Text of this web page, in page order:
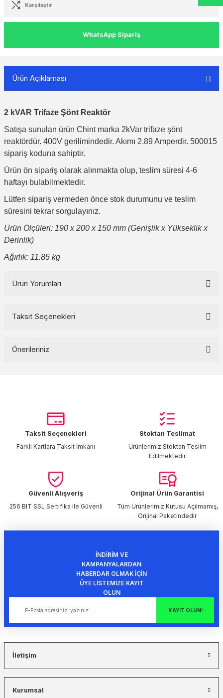
Karşılaştır
WhatsApp Sipariş
Ürün Açıklaması
2 kVAR Trifaze Şönt Reaktör
Satışa sunulan ürün Chint marka 2kVar trifaze şönt
reaktördür. 400V gerilimindedir. Akımı 2.89 Amperdir. 500015
sipariş koduna sahiptir.
Ürün ön sipariş olarak alınmakta olup, teslim süresi 4-6
haftayı bulabilmektedir.
Lütfen sipariş vermeden önce stok durumunu ve teslim
süresini tekrar sorgulayınız.
Ürün Ölçüleri: 190 x 200 x 150 mm (Genişlik x Yükseklik x
Derinlik)
Ağırlık: 11.85 kg
Ürün Yorumları
Taksit Seçenekleri
Önerileriniz
Görüş ve önerileriniz için teşekkür ederiz.
Ürün resmi kalitesiz, bozuk veya görüntülenemiyor.
Ürün açıklamasında eksik bilgiler bulunuyor.
Ürün fiyatı diğer sitelerden daha pahalı.
Bu ürüne benzer farklı alternatifler olmalı.
Gönder
Taksit Seçenekleri
Farklı Kartlara Taksit İmkanı
Stoktan Teslimat
Ürünlerimiz Stoktan Teslim
Edilmektedir
Güvenli Alışveriş
256 BIT SSL Sertifika ile Güvenli
Orijinal Ürün Garantisi
Tüm Ürünlerimiz Kutusu Açılmamış,
Orijinal Paketindedir
İNDİRİM VE
KAMPANYALARDAN
HABERDAR OLMAK İÇİN
ÜYE LİSTEMİZE KAYIT
OLUN
KAYIT OLUN!
İletişim
Kurumsal